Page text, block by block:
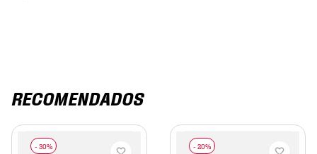
RECOMENDADOS